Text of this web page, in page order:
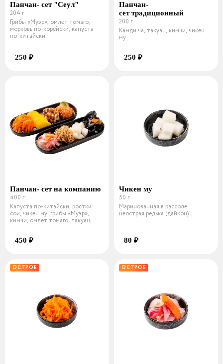
Панчан- сет "Сеул"
204 г
Грибы «Муэр», омлет томаго,
морковь по-корейски, капуста
по-китайски.
250 ₽
Панчан-
сет традиционный
200 г
Камди ча, такуан, кимчи, чикен
му.
250 ₽
Панчан- сет на компанию
400 г
Капуста по-китайски, ростки
сои, чикен му, грибы «Муэр»,
кимчи, омлет томаго, такуан,
450 ₽
Чикен му
50 г
Маринованная в рассоле
неострая редька (дайкон).
80 ₽
ОСТРОЕ ОСТРОЕ